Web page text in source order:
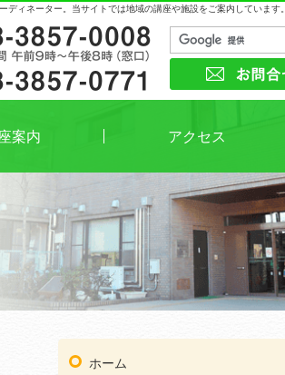
ディネーター。当サイトでは地域の講座や施設をご案内しています。
ホーム
03-3857-0008
03-3857-0771
案内 アクセス